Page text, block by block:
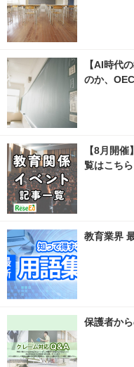
【AI時代
のか、
【8月開
覧はこちら
教育業界
保護者か